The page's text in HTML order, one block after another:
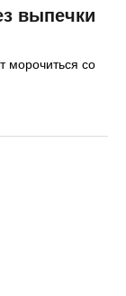
выпечки
морочиться со